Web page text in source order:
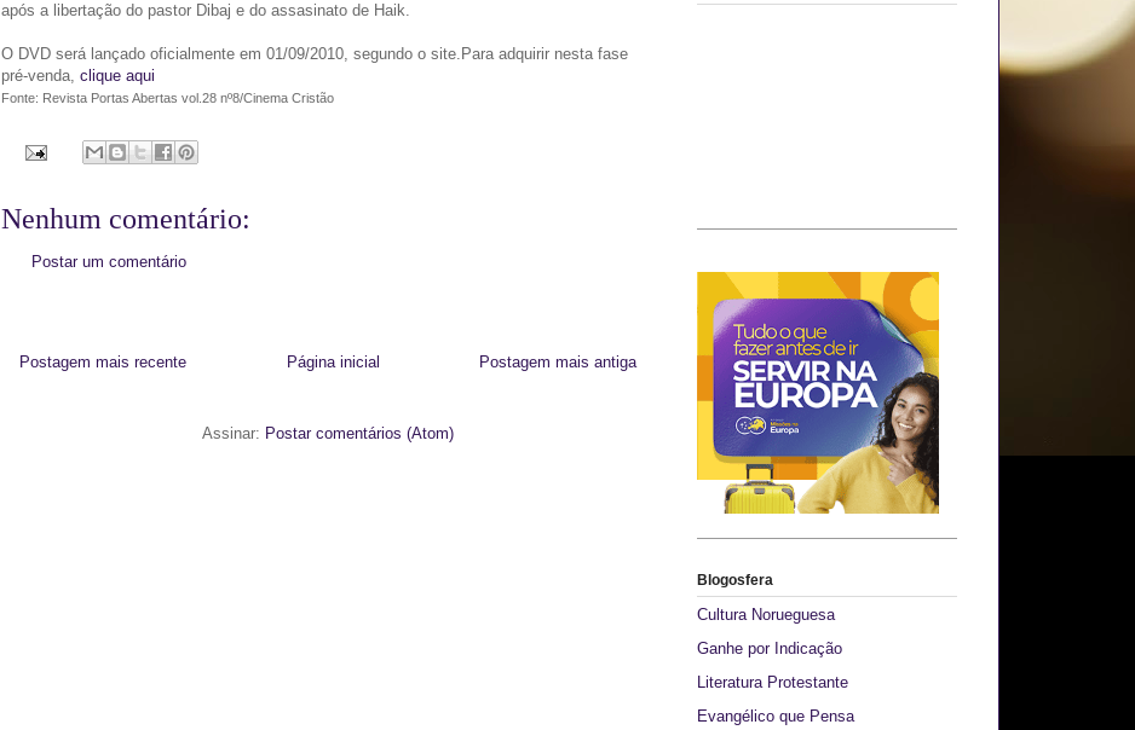
após a libertação do pastor Dibaj e do assasinato de Haik.
O DVD será lançado oficialmente em 01/09/2010, segundo o site.Para adquirir nesta fase
pré-venda, clique aqui
Fonte: Revista Portas Abertas vol.28 nº8/Cinema Cristão
Nenhum comentário:
Postar um comentário
Postagem mais recente Postagem mais antiga
Página inicial
Assinar: Postar comentários (Atom)
Blogosfera
Cultura Norueguesa
Ganhe por Indicação
Literatura Protestante
Evangélico que Pensa